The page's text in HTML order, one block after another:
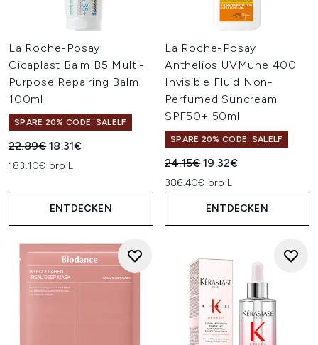
La Roche-Posay
Cicaplast Balm B5 Multi-
Purpose Repairing Balm
100ml
SPARE 20% CODE: SALELF
Unverbindliche Preisempfehlung:
22.89€Aktueller Preis:
18.31€
183.10€ pro L
ENTDECKEN
La Roche-Posay
Anthelios UVMune 400
Invisible Fluid Non-
Perfumed Suncream
SPF50+ 50ml
SPARE 20% CODE: SALELF
Unverbindliche
24.15€Aktueller Preis:
19.32€
386.40€ pro L
ENTDECKEN